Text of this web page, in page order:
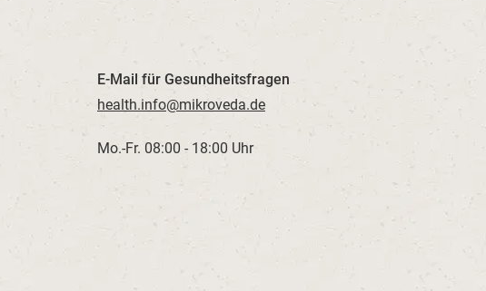
E-Mail für Gesundheitsfragen
health.info@mikroveda.de
Mo.-Fr. 08:00 - 18:00 Uhr